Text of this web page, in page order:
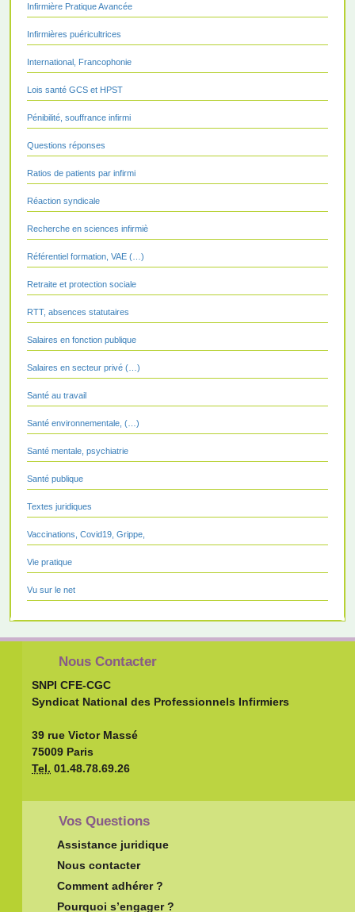
Infirmière Pratique Avancée
Infirmières puéricultrices
International, Francophonie
Lois santé GCS et HPST
Pénibilité, souffrance infirmi
Questions réponses
Ratios de patients par infirmi
Réaction syndicale
Recherche en sciences infirmiè
Référentiel formation, VAE (…)
Retraite et protection sociale
RTT, absences statutaires
Salaires en fonction publique
Salaires en secteur privé (…)
Santé au travail
Santé environnementale, (…)
Santé mentale, psychiatrie
Santé publique
Textes juridiques
Vaccinations, Covid19, Grippe,
Vie pratique
Vu sur le net
Nous Contacter
SNPI CFE-CGC
Syndicat National des Professionnels Infirmiers
39 rue Victor Massé
75009 Paris
Tel. 01.48.78.69.26
Vos Questions
Assistance juridique
Nous contacter
Comment adhérer ?
Pourquoi s’engager ?